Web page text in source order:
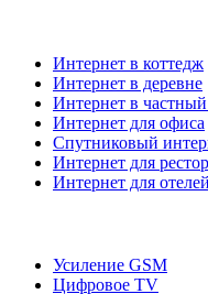
Интернет в коттедж
Интернет в деревне
Интернет в
Интернет для офиса
Спутниковый
Интернет для
Интернет для
Усиление GSM
Цифровое TV